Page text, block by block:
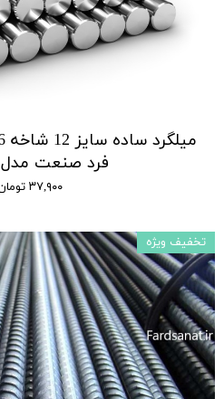
فرد صنعت مدل XTOR
۳۷,۹۰۰ تومان
تخفیف ویژه